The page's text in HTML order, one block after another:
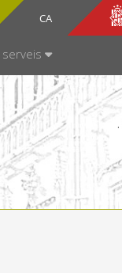
CA
ES